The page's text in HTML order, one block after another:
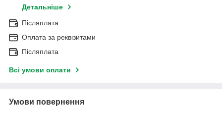
Детальніше
Післяплата
Оплата за реквізитами
Післяплата
Всі умови оплати
Умови повернення